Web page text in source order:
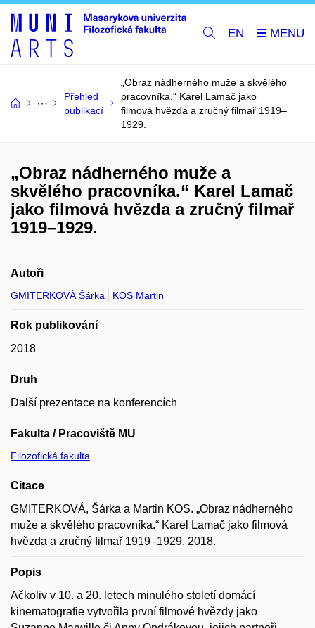
EN
Přehled
publikací
„Obraz nádherného muže a skvělého
pracovníka.“ Karel Lamač jako
filmová hvězda a zručný filmař 1919–
1929.
„Obraz nádherného muže a
skvělého pracovníka.“ Karel Lamač
jako filmová hvězda a zručný filmař
1919–1929.
Autoři
GMITERKOVÁ Šárka KOS Martin
Rok publikování
2018
Druh
Další prezentace na konferencích
Fakulta / Pracoviště MU
Filozofická fakulta
Citace
GMITERKOVÁ, Šárka a Martin KOS. „Obraz nádherného
muže a skvělého pracovníka.“ Karel Lamač jako filmová
hvězda a zručný filmař 1919–1929. 2018.
Popis
Ačkoliv v 10. a 20. letech minulého století domácí
kinematografie vytvořila první filmové hvězdy jako